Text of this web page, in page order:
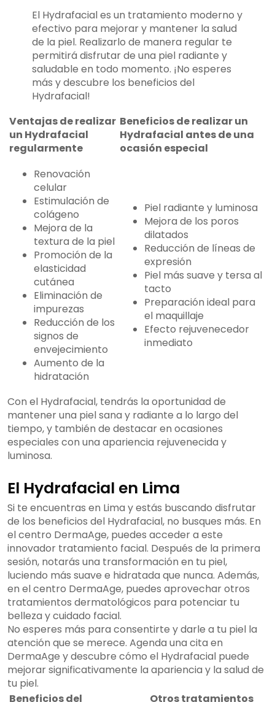
El Hydrafacial es un tratamiento moderno y
efectivo para mejorar y mantener la salud
de la piel. Realizarlo de manera regular te
permitirá disfrutar de una piel radiante y
saludable en todo momento. ¡No esperes
más y descubre los beneficios del
Hydrafacial!
Ventajas de realizar
un Hydrafacial
regularmente
Beneficios de realizar un
Hydrafacial antes de una
ocasión especial
Renovación
celular
Estimulación de
colágeno
Mejora de la
textura de la piel
Promoción de la
elasticidad
cutánea
Eliminación de
impurezas
Reducción de los
signos de
envejecimiento
Aumento de la
hidratación
Piel radiante y luminosa
Mejora de los poros
dilatados
Reducción de líneas de
expresión
Piel más suave y tersa al
tacto
Preparación ideal para
el maquillaje
Efecto rejuvenecedor
inmediato
Con el Hydrafacial, tendrás la oportunidad de
mantener una piel sana y radiante a lo largo del
tiempo, y también de destacar en ocasiones
especiales con una apariencia rejuvenecida y
luminosa.
El Hydrafacial en Lima
Si te encuentras en Lima y estás buscando disfrutar
de los beneficios del Hydrafacial, no busques más. En
el centro DermaAge, puedes acceder a este
innovador tratamiento facial. Después de la primera
sesión, notarás una transformación en tu piel,
luciendo más suave e hidratada que nunca. Además,
en el centro DermaAge, puedes aprovechar otros
tratamientos dermatológicos para potenciar tu
belleza y cuidado facial.
No esperes más para consentirte y darle a tu piel la
atención que se merece. Agenda una cita en
DermaAge y descubre cómo el Hydrafacial puede
mejorar significativamente la apariencia y la salud de
tu piel.
Beneficios del
Otros tratamientos